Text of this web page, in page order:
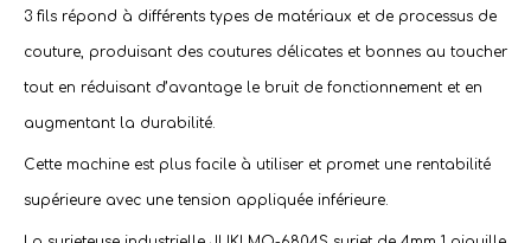
3 fils répond à différents types de matériaux et de processus de
couture, produisant des coutures délicates et bonnes au toucher
tout en réduisant d’avantage le bruit de fonctionnement et en
augmentant la durabilité.
Cette machine est plus facile à utiliser et promet une rentabilité
supérieure avec une tension appliquée inférieure.